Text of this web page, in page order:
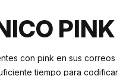
PINK
con pink en sus correos
tiempo para codificar